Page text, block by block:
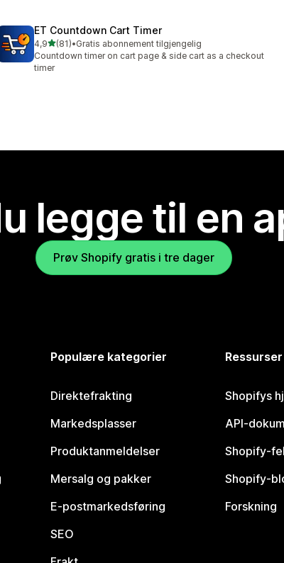
ET Countdown Cart Timer
4,9av 5 stjerner
(81)
Totalt 81 omtaler
•Gratis abonnement tilgjengelig
Countdown timer on cart page & side cart as a checkout
timer
legge til en
Prøv Shopify gratis i tre dager
Populære kategorier
Direktefrakting
Markedsplasser
Produktanmeldelser
Mersalg og pakker
E-postmarkedsføring
SEO
Ressurser
Shopifys
API-
Shopify-
Shopify-
Forskning